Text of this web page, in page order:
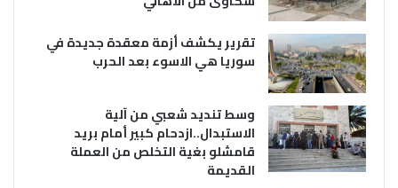
تقرير يكشف أزمة معقدة جديدة في
سوريا هي الاسوء بعد الحرب
وسط تنديد شعبي من آلية
الاستبدال..ازدحام كبير أمام بريد
قامشلو بغية التخلص من العملة
القديمة